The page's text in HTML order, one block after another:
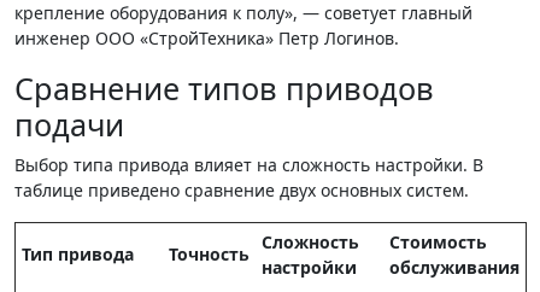
крепление оборудования к полу», — советует главный
инженер ООО «СтройТехника» Петр Логинов.
Сравнение типов приводов
подачи
Выбор типа привода влияет на сложность настройки. В
таблице приведено сравнение двух основных систем.
Тип привода Точность
Сложность
настройки
Стоимость
обслуживания